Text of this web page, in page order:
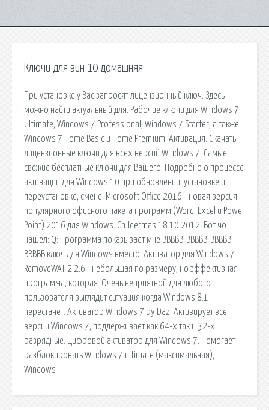
Ключи для вин 10 домашняя
При установке у Вас запросят лицензионный ключ. Здесь
можно найти актуальный для. Рабочие ключи для Windows 7
Ultimate, Windows 7 Professional, Windows 7 Starter, а также
Windows 7 Home Basic и Home Premium. Активация. Скачать
лицензионные ключи для всех версий Windows 7! Самые
свежие бесплатные ключи для Вашего. Подробно о процессе
активации для Windows 10 при обновлении, установке и
переустановке, смене. Microsoft Office 2016 - новая версия
популярного офисного пакета программ (Word, Excel и Power
Point) 2016 для Windows. Childermas 18.10.2012. Вот чо
нашел: Q: Программа показывает мне BBBBB-BBBBB-BBBBB-
BBBBB ключ для Windows вместо. Активатор для Windows 7
RemoveWAT 2.2.6 - небольшая по размеру, но эффективная
программа, которая. Очень неприятной для любого
пользователя выглядит ситуация когда Windows 8.1
перестанет. Активатор Windows 7 by Daz. Активирует все
версии Windows 7, поддерживает как 64-х так и 32-х
разрядные. Цифровой активатор для Windows 7. Помогает
разблокировать Windows 7 ultimate (максимальная),
Windows